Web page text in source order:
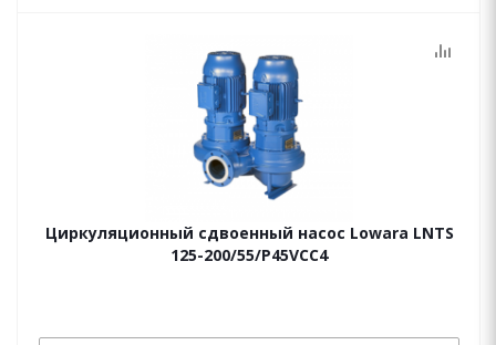
Циркуляционный сдвоенный насос Lowara LNTS
125-200/55/P45VCC4